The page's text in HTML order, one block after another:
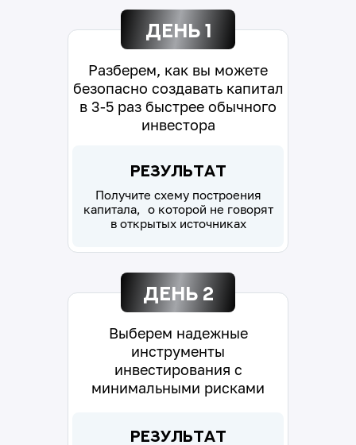
День 1
Разберем, как вы можете
безопасно создавать капитал
в 3-5 раз быстрее обычного
инвестора
Результат
Получите схему построения
капитала, о которой не говорят
в открытых источниках
День 2
Выберем надежные
инструменты
инвестирования с
минимальными рисками
Результат